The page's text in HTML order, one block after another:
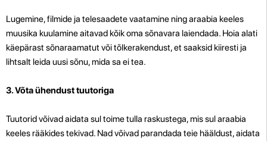
Lugemine, filmide ja telesaadete vaatamine ning araabia keeles
muusika kuulamine aitavad kõik oma sõnavara laiendada. Hoia alati
käepärast sõnaraamatut või tõlkerakendust, et saaksid kiiresti ja
lihtsalt leida uusi sõnu, mida sa ei tea.
3. Võta ühendust tuutoriga
Tuutorid võivad aidata sul toime tulla raskustega, mis sul araabia
keeles rääkides tekivad. Nad võivad parandada teie hääldust, aidata